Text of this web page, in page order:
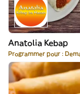
Anatolia Kebap
Programmer pour :